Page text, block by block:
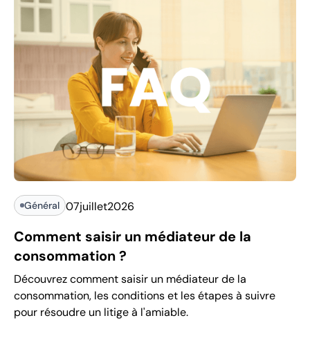
Général 07juillet2026
Comment saisir un médiateur de la
consommation ?
Découvrez comment saisir un médiateur de la
consommation, les conditions et les étapes à suivre
pour résoudre un litige à l'amiable.